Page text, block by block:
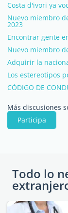
Costa d'ivori ya
Nuevo miembro
2023
Encontrar gente
Nuevo miembro
Adquirir la
Los estereotipos
CÓDIGO DE
Más discusiones
Participa
Todo lo